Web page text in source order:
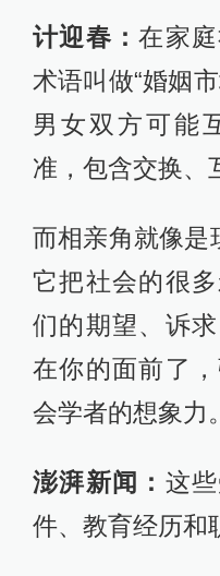
计迎春：在家
术语叫做“婚姻
男女双方可能
准，包含交换、
而相亲角就像是
它把社会的很
们的期望、诉
在你的面前了
会学者的想象力。
澎湃新闻： 这
件、教育经历和